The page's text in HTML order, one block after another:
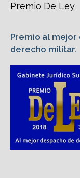
Premio De Ley
Premio al mejor
derecho militar.